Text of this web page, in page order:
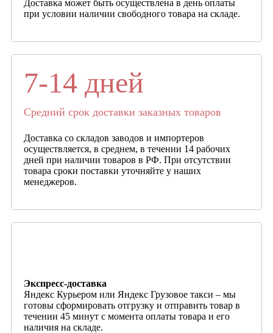
Доставка может быть осуществлена в день оплаты
при условии наличии свободного товара на складе.
7-14 дней
Средний срок доставки заказных товаров
Доставка со складов заводов и импортеров
осуществляется, в среднем, в течении 14 рабочих
дней при наличии товаров в РФ. При отсутствии
товара сроки поставки уточняйте у наших
менеджеров.
Экспресс-доставка
Яндекс Курьером или Яндекс Грузовое такси – мы
готовы сформировать отгрузку и отправить товар в
течении 45 минут с момента оплаты товара и его
наличия на складе.